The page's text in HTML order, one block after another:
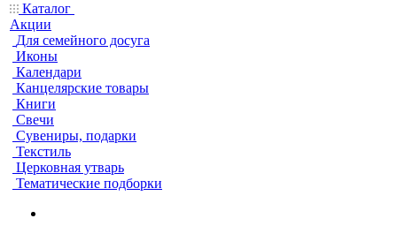
Каталог
Акции
Для семейного досуга
Иконы
Календари
Канцелярские товары
Книги
Свечи
Сувениры, подарки
Текстиль
Церковная утварь
Тематические подборки